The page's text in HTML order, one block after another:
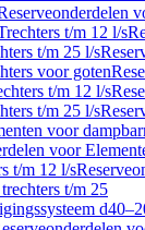
t/m 12 l/s
t/m 25 l/s
voor goten
t/m 12 l/s
t/m 25 l/s
voor
voor
t/m 12 l/s
t/m 25